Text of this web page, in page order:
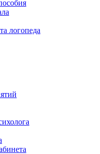
логопеда